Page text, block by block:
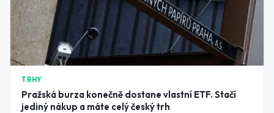
TRHY
Pražská burza konečně dostane vlastní ETF. Stačí
jediný nákup a máte celý český trh